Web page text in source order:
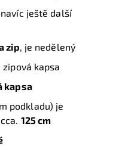
ještě další
zip, je nedělený
kapsa
kapsa
podkladu) je
125 cm